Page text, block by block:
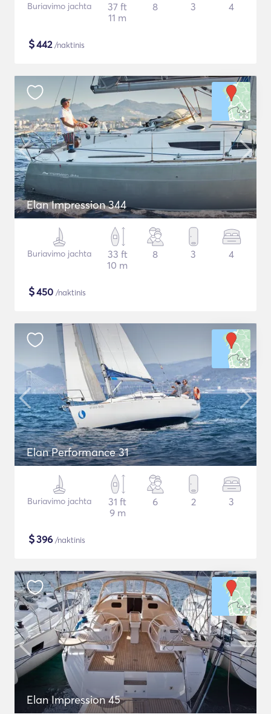
Buriavimo jachta
37 ft
11 m
8 3 4
$442/naktinis
Elan Impression 344
Buriavimo jachta
33 ft
10 m
8 3 4
$450 /naktinis
Elan Performance 31
Buriavimo jachta
31 ft
9 m
6 2 3
$396 /naktinis
Elan Impression 45